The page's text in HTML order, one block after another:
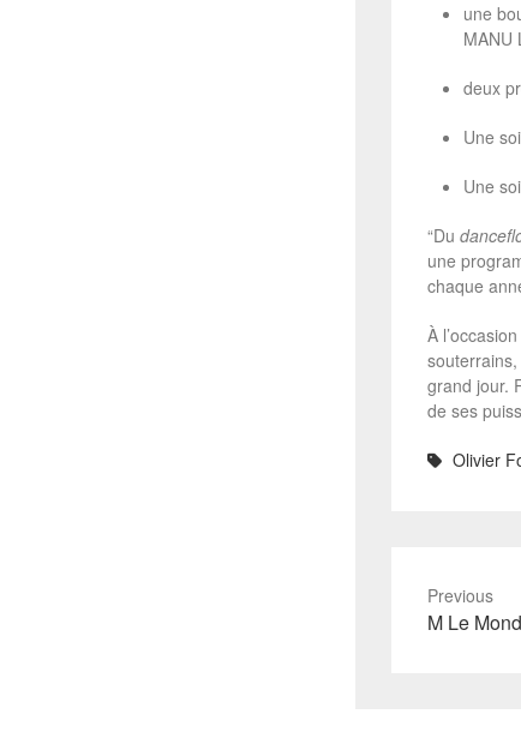
une
MANU
deux
Une
Une
“Du
une
chaque
À
souterrains,
grand jour.
de ses
Olivier
Previous
Previous
M Le